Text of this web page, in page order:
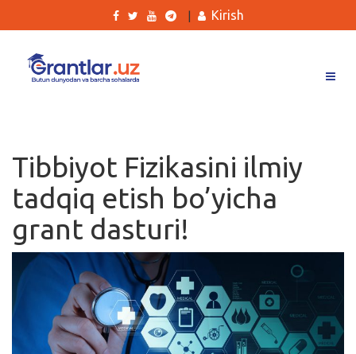
Ishlar
Kurslar
Blog
Yana
Kirish
Tibbiyot Fizikasini ilmiy
tadqiq etish bo’yicha
grant dasturi!